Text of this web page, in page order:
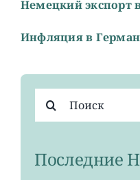
Немецкий экспорт
Инфляция в
поиска:
Последние